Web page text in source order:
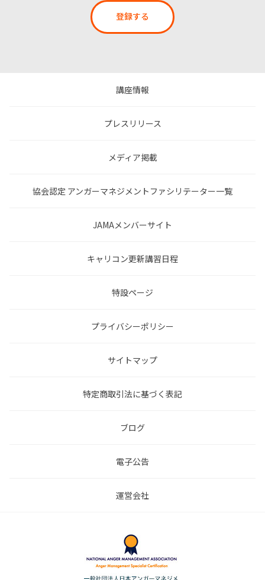
登録する
講座情報
プレスリリース
メディア掲載
協会認定 アンガーマネジメントファシリテーター一覧
JAMAメンバーサイト
キャリコン更新講習日程
特設ページ
プライバシーポリシー
サイトマップ
特定商取引法に基づく表記
ブログ
電子公告
運営会社